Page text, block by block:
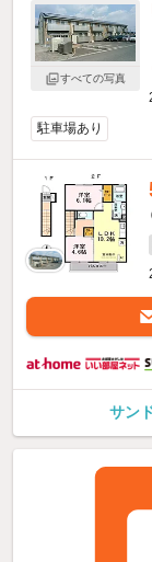
すべての写真
駐車場あり
サン